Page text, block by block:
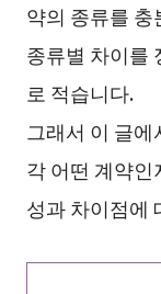
약의 종류를
종류별 차이를
로 적습니다.
그래서 이 글
각 어떤 계약인
성과 차이점에